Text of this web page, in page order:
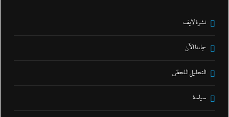
نشرة لايف
جاءنا الآن
التحليل اللحظي
سياسة